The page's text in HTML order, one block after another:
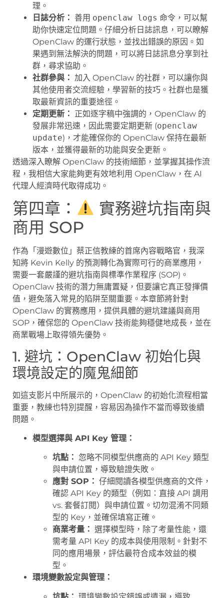
理。
日誌分析： 善用 openclaw logs 命令，可以幫
助你快速定位問題。仔細分析日誌訊息，可以瞭解
OpenClaw 的運行狀態，並找出錯誤的原因。如
果遇到無法解決的問題，可以將日誌訊息分享到社
群，尋求協助。
社群參與： 加入 OpenClaw 的社群，可以讓你與
其他使用者交流經驗，學習新的技巧。社群也是獲
取最新資訊的重要途徑。
定期更新： 正如逐字稿中強調的，OpenClaw 的
發展非常迅速，因此需要定期更新 (openclaw
update)，才能確保你的 OpenClaw 保持在最新
版本，並獲得最新的功能與安全更新。
透過深入瞭解 OpenClaw 的技術細節，並掌握其操作流
程，我相信大家能夠更有效地利用 OpenClaw，在 AI
代理人經濟時代取得成功。
第四章：
實務避坑指南與
商用 SOP
作為「漫遊數位」蔡正信教練的首席內容戰略官，我深
知將 Kevin Kelly 的預測轉化為實際可行的商業應用，
需要一套嚴謹的避坑指南與標準作業程序 (SOP)。
OpenClaw 技術的潛力無庸置疑，但要讓它真正發揮價
值，避免落入常見的陷阱至關重要。本章節將針對
OpenClaw 的實務應用，提供具體的避坑建議與商用
SOP，確保您的 OpenClaw 技術能夠穩健地成長，並在
商業戰場上取得領先優勢。
1. 避坑：OpenClaw 初始化與
環境設定的魔鬼細節
如這支影片中所展示的，OpenClaw 的初始化流程相當
重要，教練也特別提醒，容易因為操作不當而導致後續
問題。
模型選擇與 API Key 管理：
坑點： 忽略不同模型供應商的 API Key 類型
與申請位置，導致驗證失敗。
應對 SOP： 仔細閱讀各模型供應商的文件，
確認 API Key 的類型（例如：直接 API 調用
vs. 套餐訂閱）與申請位置。切勿混淆不同類
型的 Key，並確保填寫正確。
商業考量： 選擇模型時，除了考量性能，還
需考量 API Key 的成本與使用限制。針對不
同的應用場景，評估最符合成本效益的模
型。
環境變數設定與管理：